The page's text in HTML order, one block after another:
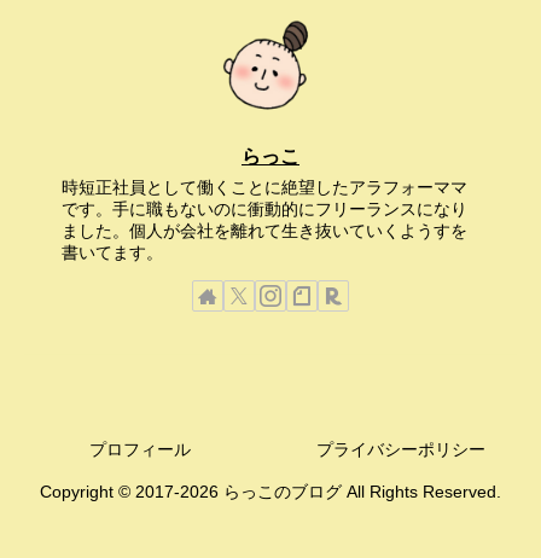
らっこ
時短正社員として働くことに絶望したアラフォーママ
です。手に職もないのに衝動的にフリーランスになり
ました。個人が会社を離れて生き抜いていくようすを
書いてます。
プロフィール プライバシーポリシー
Copyright © 2017-2026 らっこのブログ All Rights Reserved.